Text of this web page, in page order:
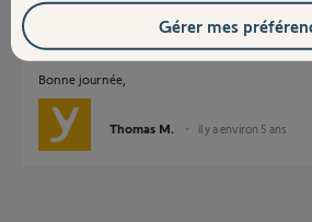
votre Visiophone soit défectueux. Afin de gérer
besoin d'informations personnelles et c'est
de vous envoyer un mail pour continuer votre
Bonne journée,
Thomas M. il y a environ 5 ans
Gérer mes